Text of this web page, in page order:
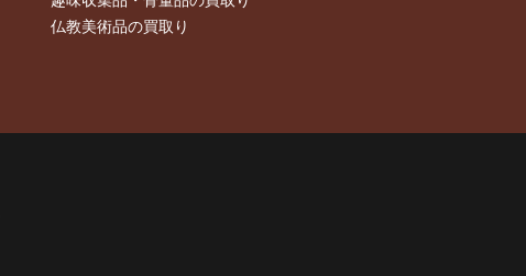
仏教美術品の買取り